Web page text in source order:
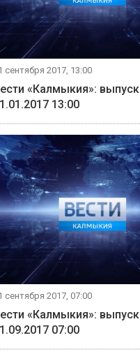
сентября 2017, 13:00
«Калмыкия»: выпуск
13:00
сентября 2017, 07:00
«Калмыкия»: выпуск
07:00